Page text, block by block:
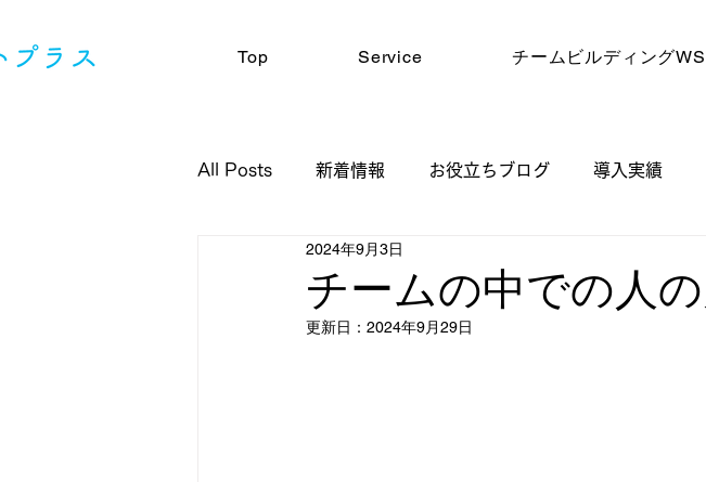
Top Service チームビルディング
All Posts 新着情報 お役立ちブログ 導入実績
チームの中での人
2024年9月3日
更新日： 2024年9月29日